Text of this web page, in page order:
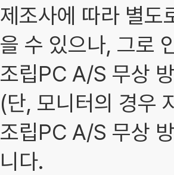
제조사에 따라 별
을 수 있으나, 그로
조립PC A/S 무상
(단, 모니터의 경우
조립PC A/S 무상
니다.